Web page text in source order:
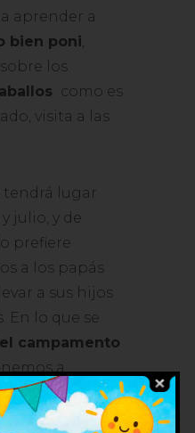
aprender a
bien poni,
los
como es
visita a las
tendrá lugar
julio, y de
prefiere
a los papás
a sus hijos
En lo que se
campamento
a
papás y
van a